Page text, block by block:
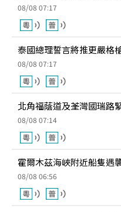
08/08 07:17
泰國總理誓言將推更嚴格
08/08 07:17
北角福蔭道及荃灣國瑞路
08/08 07:14
霍爾木茲海峽附近船隻遇
08/08 06:56